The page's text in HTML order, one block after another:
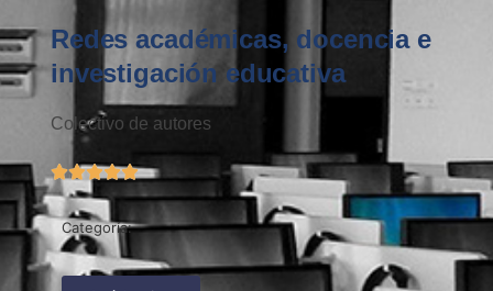
Redes académicas, docencia e
investigación educativa
Colectivo de autores

Categoría: